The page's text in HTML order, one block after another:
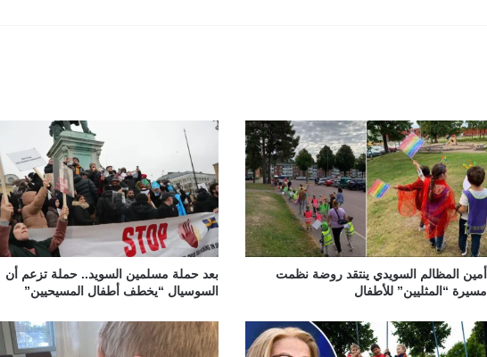
أمين المظالم السويدي ينتقد روضة نظمت
مسيرة “المثليين” للأطفال
بعد حملة مسلمين السويد.. حملة تزعم أن
السوسيال “يخطف أطفال المسيحيين”